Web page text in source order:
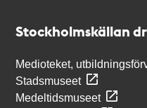
Stockholmskällan
Medioteket,
Stadsmuseet
Medeltidsmuseet